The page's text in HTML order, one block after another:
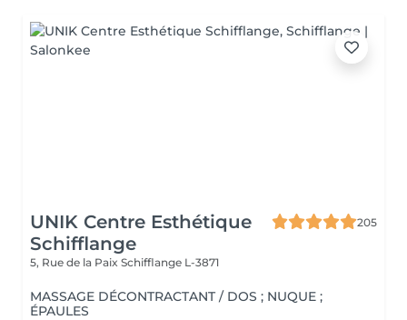
UNIK Centre Esthétique
Schifflange
205
5, Rue de la Paix Schifflange L-3871
MASSAGE DÉCONTRACTANT / DOS ; NUQUE ;
ÉPAULES